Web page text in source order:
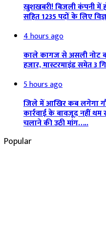
खुशखबरी! बिजली कंपनी में
सहित 1235 पदों के लिए
4 hours ago
काले कागज से असली नोट
हजार, मास्टरमाइंड समेत 3
5 hours ago
जिले में आखिर कब लगेगा गौ
कार्रवाई के बावजूद नहीं
चलाने की उठी मांग…..
Popular